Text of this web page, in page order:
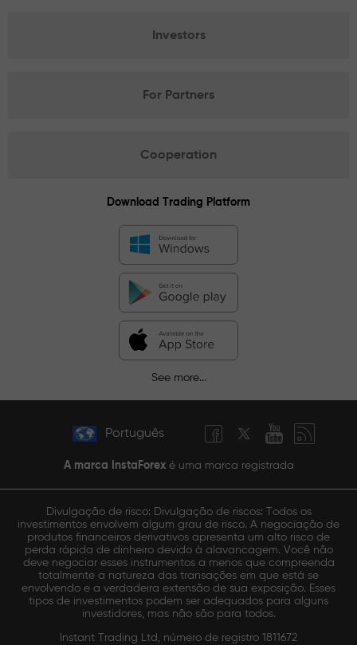
Investors
For Partners
Cooperation
Download Trading Platform
See more...
Português
A marca InstaForexé uma marca registrada
Divulgação de risco: Divulgação de riscos: Todos os
investimentos envolvem algum grau de risco. A negociação de
produtos financeiros derivativos apresenta um alto risco de
perda rápida de dinheiro devido à alavancagem. Você não
deve negociar esses instrumentos a menos que compreenda
totalmente a natureza das transações em que está se
envolvendo e a verdadeira extensão de sua exposição. Esses
tipos de investimentos podem ser adequados para alguns
investidores, mas não são para todos.
Instant Trading Ltd, número de registro 1811672